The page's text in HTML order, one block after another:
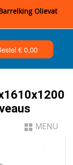
Olievat
€0,00
MENU